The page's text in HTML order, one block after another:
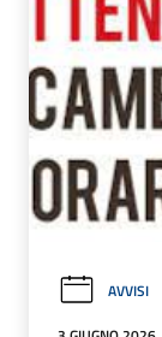
AVVISI